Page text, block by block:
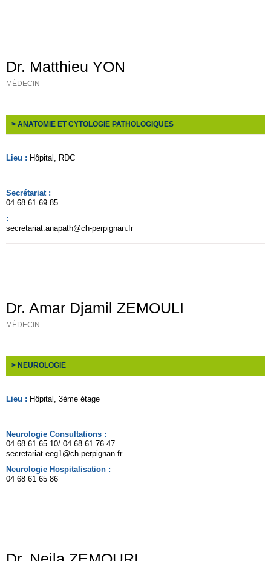
Dr. Matthieu YON
MÉDECIN
> ANATOMIE ET CYTOLOGIE PATHOLOGIQUES
Lieu : Hôpital , RDC
Secrétariat :
04 68 61 69 85
:
secretariat.anapath@ch-perpignan.fr
Dr. Amar Djamil ZEMOULI
MÉDECIN
> NEUROLOGIE
Lieu : Hôpital , 3ème étage
Neurologie Consultations :
04 68 61 65 10/ 04 68 61 76 47
secretariat.eeg1@ch-perpignan.fr
Neurologie Hospitalisation :
04 68 61 65 86